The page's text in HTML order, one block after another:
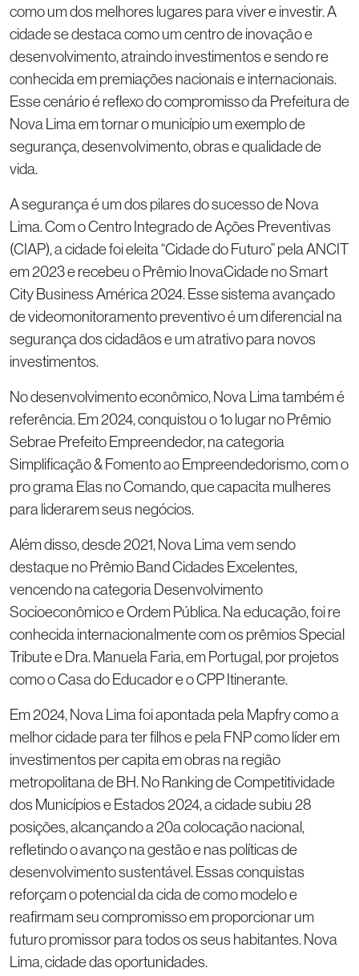
como um dos melhores lugares para viver e investir. A
cidade se destaca como um centro de inovação e
desenvolvimento, atraindo investimentos e sendo re
conhecida em premiações nacionais e internacionais.
Esse cenário é reflexo do compromisso da Prefeitura de
Nova Lima em tornar o município um exemplo de
segurança, desenvolvimento, obras e qualidade de
vida.
A segurança é um dos pilares do sucesso de Nova
Lima. Com o Centro Integrado de Ações Preventivas
(CIAP), a cidade foi eleita “Cidade do Futuro” pela ANCIT
em 2023 e recebeu o Prêmio InovaCidade no Smart
City Business América 2024. Esse sistema avançado
de videomonitoramento preventivo é um diferencial na
segurança dos cidadãos e um atrativo para novos
investimentos.
No desenvolvimento econômico, Nova Lima também é
referência. Em 2024, conquistou o 1o lugar no Prêmio
Sebrae Prefeito Empreendedor, na categoria
Simplificação & Fomento ao Empreendedorismo, com o
pro grama Elas no Comando, que capacita mulheres
para liderarem seus negócios.
Além disso, desde 2021, Nova Lima vem sendo
destaque no Prêmio Band Cidades Excelentes,
vencendo na categoria Desenvolvimento
Socioeconômico e Ordem Pública. Na educação, foi re
conhecida internacionalmente com os prêmios Special
Tribute e Dra. Manuela Faria, em Portugal, por projetos
como o Casa do Educador e o CPP Itinerante.
Em 2024, Nova Lima foi apontada pela Mapfry como a
melhor cidade para ter filhos e pela FNP como líder em
investimentos per capita em obras na região
metropolitana de BH. No Ranking de Competitividade
dos Municípios e Estados 2024, a cidade subiu 28
posições, alcançando a 20a colocação nacional,
refletindo o avanço na gestão e nas políticas de
desenvolvimento sustentável. Essas conquistas
reforçam o potencial da cida de como modelo e
reafirmam seu compromisso em proporcionar um
futuro promissor para todos os seus habitantes. Nova
Lima, cidade das oportunidades.